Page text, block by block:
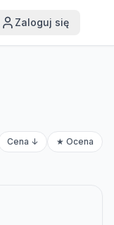
Zaloguj się
Cena ↓ ★ Ocena